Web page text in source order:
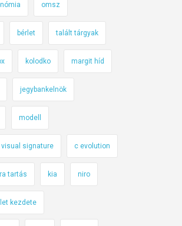
omsz
bérlet talált tárgyak
kolodko margit híd
jegybankelnök
modell
visual signature c evolution
tartás kia niro
kezdete